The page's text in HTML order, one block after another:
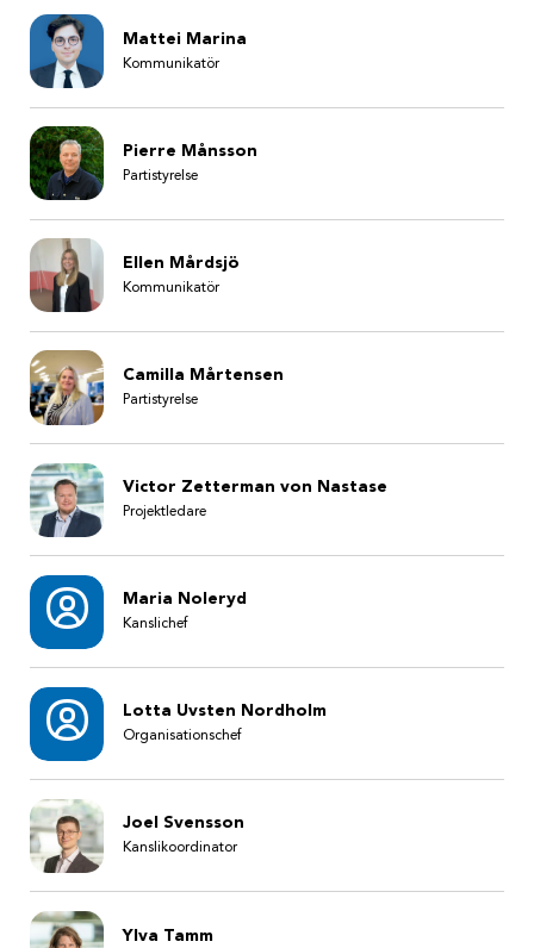
Mattei Marina
Kommunikatör
Pierre Månsson
Partistyrelse
Ellen Mårdsjö
Kommunikatör
Camilla Mårtensen
Partistyrelse
Victor Zetterman von Nastase
Projektledare
Maria Noleryd
Kanslichef
Lotta Uvsten Nordholm
Organisationschef
Joel Svensson
Kanslikoordinator
Ylva Tamm